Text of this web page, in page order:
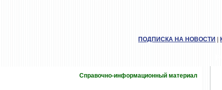
ПОДПИСКА НА НОВОСТИ
Справочно-информационный материал